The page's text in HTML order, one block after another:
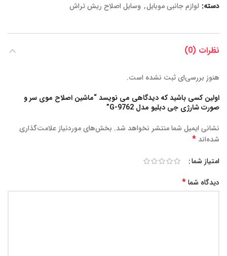
دسته: لوازم جانبی موبایل, وسایل اصلاح ریش تراش
نظرات (0)
هنوز بررسی‌ای ثبت نشده است.
اولین کسی باشید که دیدگاهی می نویسد “ماشین اصلاح موی سر و
صورت شارژی جی دبلیو مدل G-9762”
نشانی ایمیل شما منتشر نخواهد شد. بخش‌های موردنیاز علامت‌گذاری
شده‌اند *
امتیاز شما
دیدگاه شما*